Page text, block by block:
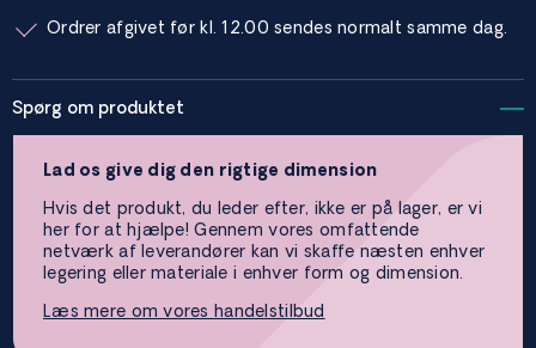
Ordrer afgivet før kl. 12.00 sendes normalt samme dag.
Spørg om produktet
Lad os give dig den rigtige dimension
Hvis det produkt, du leder efter, ikke er på lager, er vi
her for at hjælpe! Gennem vores omfattende
netværk af leverandører kan vi skaffe næsten enhver
legering eller materiale i enhver form og dimension.
Læs mere om vores handelstilbud